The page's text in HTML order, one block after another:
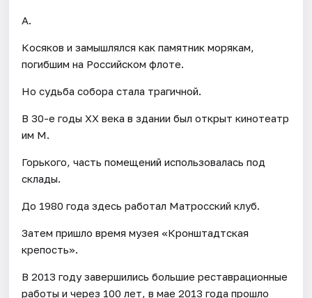
А.
Косяков и замышлялся как памятник морякам,
погибшим на Российском флоте.
Но судьба собора стала трагичной.
В 30-е годы XX века в здании был открыт кинотеатр
им М.
Горького, часть помещений использовалась под
склады.
До 1980 года здесь работал Матросский клуб.
Затем пришло время музея «Кронштадтская
крепость».
В 2013 году завершились большие реставрационные
работы и через 100 лет, в мае 2013 года прошло